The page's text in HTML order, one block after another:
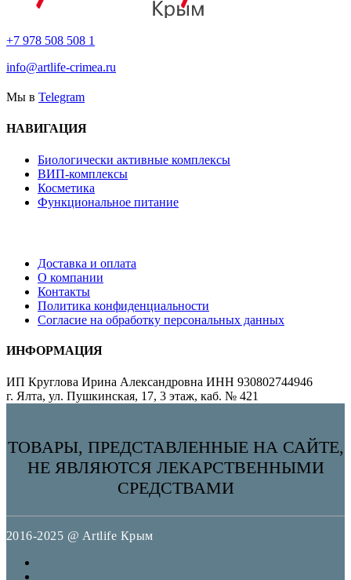
+7 978 508 508 1
info@artlife-crimea.ru
Мы в Telegram
НАВИГАЦИЯ
Биологически активные комплексы
ВИП-комплексы
Косметика
Функциональное питание
Доставка и оплата
О компании
Контакты
Политика конфиденциальности
Согласие на обработку персональных данных
ИНФОРМАЦИЯ
ИП Круглова Ирина Александровна ИНН 930802744946
г. Ялта, ул. Пушкинская, 17, 3 этаж, каб. № 421
ТОВАРЫ, ПРЕДСТАВЛЕННЫЕ НА САЙТЕ,
НЕ ЯВЛЯЮТСЯ ЛЕКАРСТВЕННЫМИ
СРЕДСТВАМИ
2016-2025 @ Artlife Крым